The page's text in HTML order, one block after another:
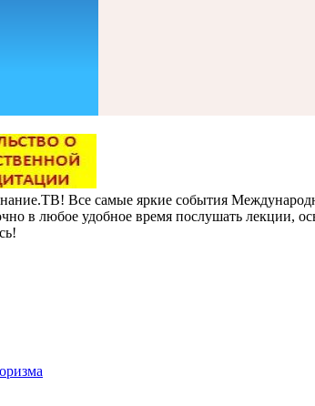
Все самые яркие события
в любое удобное время послушать лекции,